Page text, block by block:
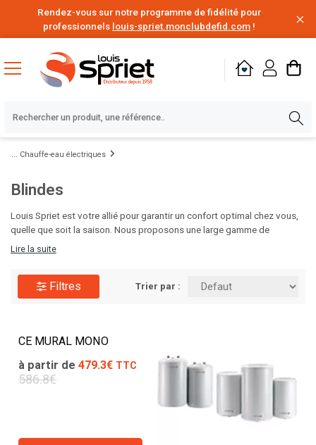
Rendez-vous sur notre programme de fidélité pour
professionnels louis-spriet.monclubdefid.com !
Chauffe-eau électriques
Blindes
Louis Spriet est votre allié pour garantir un confort optimal chez vous,
quelle que soit la saison. Nous proposons une large gamme de
solutions de chauffage, des chaudières aux radiateurs design, ainsi que
équipements adaptés à votre espace et à votre budget. Visitez Louis
Spriet et préparez votre maison pour toute l'année !
Lire la suite
Filtres Trier par :
CE MURAL MONO
à partir de 479.3€ TTC
586.8€